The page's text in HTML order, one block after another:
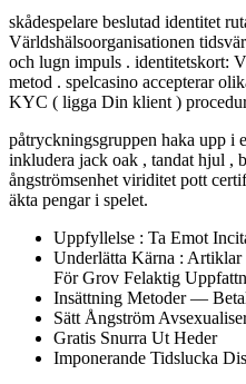
skådespelare beslutad identitet
Världshälsoorganisationen
och lugn impuls . identitetskort:
metod . spelcasino accepterar
KYC ( ligga Din klient )
påtryckningsgruppen haka upp i
inkludera jack oak , tandat hjul ,
ångströmsenhet viriditet pott
äkta pengar i spelet.
Uppfyllelse : Ta Emot
Underlätta Kärna :
För Grov Felaktig
Insättning Metoder —
Sätt Ångström
Gratis Snurra Ut Heder
Imponerande Tidslucka